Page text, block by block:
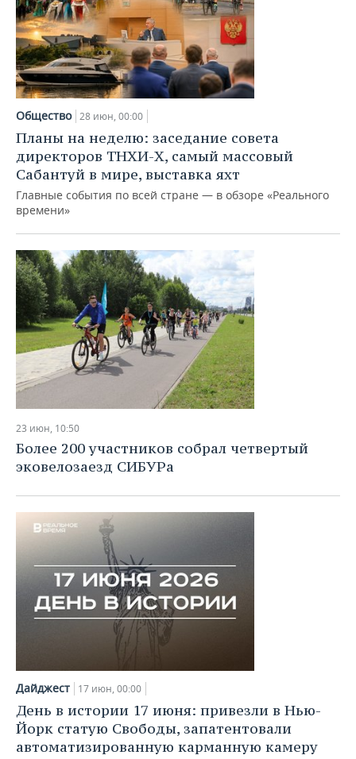
Общество 28 июн, 00:00
Планы на неделю: заседание совета
директоров ТНХИ-Х, самый массовый
Сабантуй в мире, выставка яхт
Главные события по всей стране — в обзоре «Реального
времени»
23 июн, 10:50
Более 200 участников собрал четвертый
эковелозаезд СИБУРа
Дайджест 17 июн, 00:00
День в истории 17 июня: привезли в Нью-
Йорк статую Свободы, запатентовали
автоматизированную карманную камеру